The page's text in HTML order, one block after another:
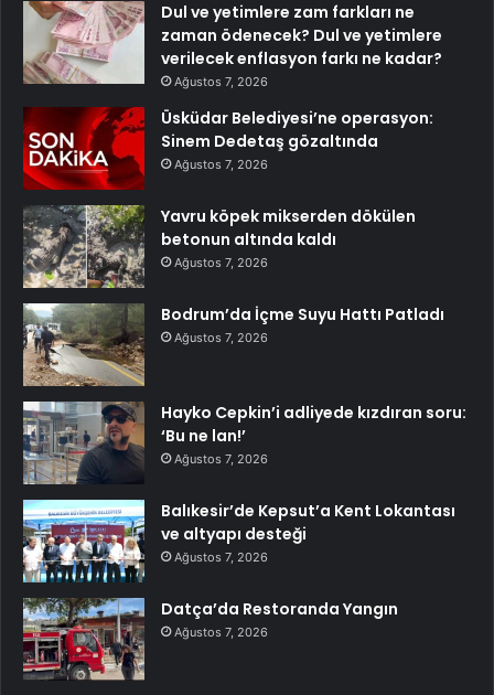
Dul ve yetimlere zam farkları ne
zaman ödenecek? Dul ve yetimlere
verilecek enflasyon farkı ne kadar?
Ağustos 7, 2026
Üsküdar Belediyesi’ne operasyon:
Sinem Dedetaş gözaltında
Ağustos 7, 2026
Yavru köpek mikserden dökülen
betonun altında kaldı
Ağustos 7, 2026
Bodrum’da İçme Suyu Hattı Patladı
Ağustos 7, 2026
Hayko Cepkin’i adliyede kızdıran soru:
‘Bu ne lan!’
Ağustos 7, 2026
Balıkesir’de Kepsut’a Kent Lokantası
ve altyapı desteği
Ağustos 7, 2026
Datça’da Restoranda Yangın
Ağustos 7, 2026